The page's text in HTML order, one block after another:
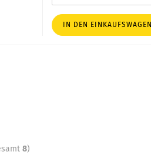
IN DEN EINKAUFSWAGEN
8)